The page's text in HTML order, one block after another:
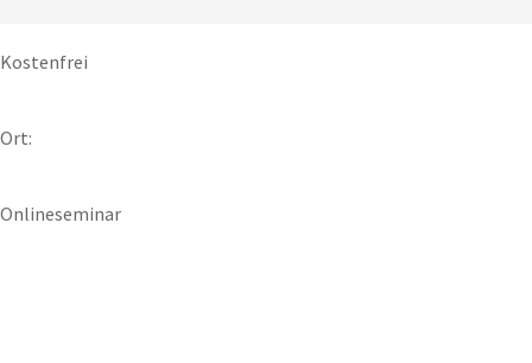
Kostenfrei
Ort:
Onlineseminar